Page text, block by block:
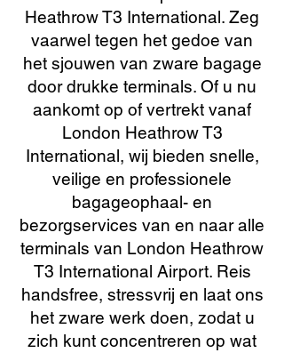
Heathrow T3 International. Zeg
vaarwel tegen het gedoe van
het sjouwen van zware bagage
door drukke terminals. Of u nu
aankomt op of vertrekt vanaf
London Heathrow T3
International, wij bieden snelle,
veilige en professionele
bagageophaal- en
bezorgservices van en naar alle
terminals van London Heathrow
T3 International Airport. Reis
handsfree, stressvrij en laat ons
het zware werk doen, zodat u
zich kunt concentreren op wat